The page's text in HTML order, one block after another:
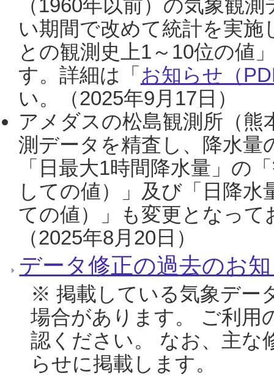
（1960年以前）の気象観
い期間で改めて統計を実
との観測史上1～10位の値
す。詳細は「 お知らせ（
い。（2025年9月17日）
アメダスの松島観測所（熊
測データを精査し、降水
「日最大1時間降水量」の
しての値）」及び「日降
ての値）」も変更となっ
（2025年8月20日）
データ修正の過去のお
※ 掲載している気象デー
場合があります。 ご利用
認ください。 なお、主な
らせに掲載します。